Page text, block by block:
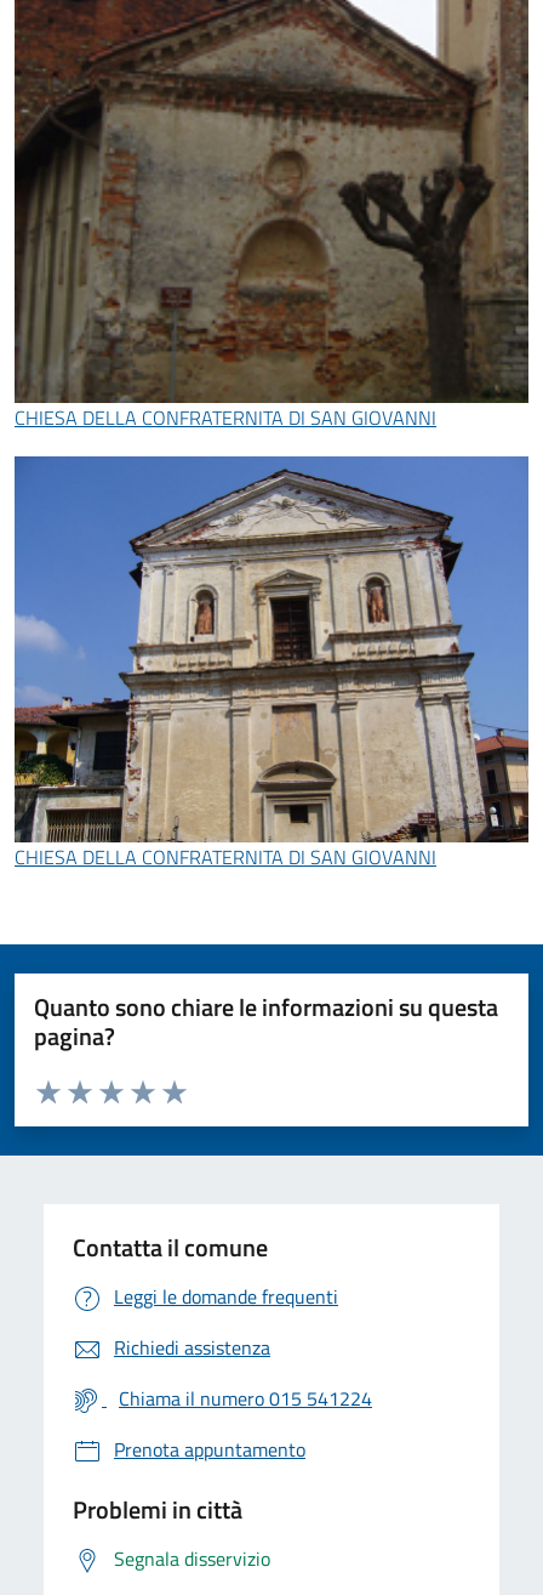
CHIESA DELLA CONFRATERNITA DI SAN GIOVANNI
CHIESA DELLA CONFRATERNITA DI SAN GIOVANNI
Quanto sono chiare le informazioni su questa
pagina?
Valuta da 1 a 5 stelle la pagina
Valuta 5 stelle su 5
Valuta 4 stelle su 5
Valuta 3 stelle su 5
Valuta 2 stelle su 5
Valuta 1 stelle su 5
Contatta il comune
Leggi le domande frequenti
Richiedi assistenza
Chiama il numero 015 541224
Prenota appuntamento
Problemi in città
Segnala disservizio